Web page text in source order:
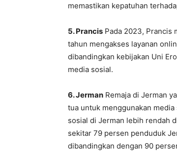
memastikan kepatuhan
5. Prancis Pada 2023, Prancis
tahun mengakses layanan
dibandingkan kebijakan Uni
media sosial.
6. Jerman Remaja di Jerman
tua untuk menggunakan
sosial di Jerman lebih rendah
sekitar 79 persen penduduk
dibandingkan dengan 90